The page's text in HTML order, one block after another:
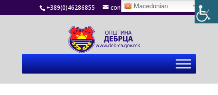
+389(0)46286855 contact@debrca.gov.mk
Macedonian